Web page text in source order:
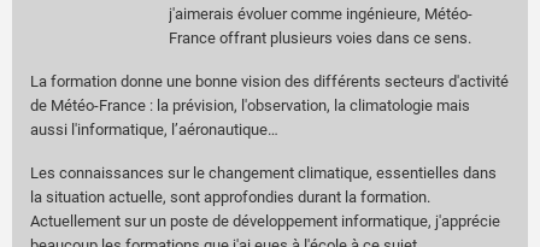
j'aimerais évoluer comme ingénieure, Météo-
France offrant plusieurs voies dans ce sens.
La formation donne une bonne vision des différents secteurs d'activité
de Météo-France : la prévision, l'observation, la climatologie mais
aussi l'informatique, l’aéronautique…
Les connaissances sur le changement climatique, essentielles dans
la situation actuelle, sont approfondies durant la formation.
Actuellement sur un poste de développement informatique, j'apprécie